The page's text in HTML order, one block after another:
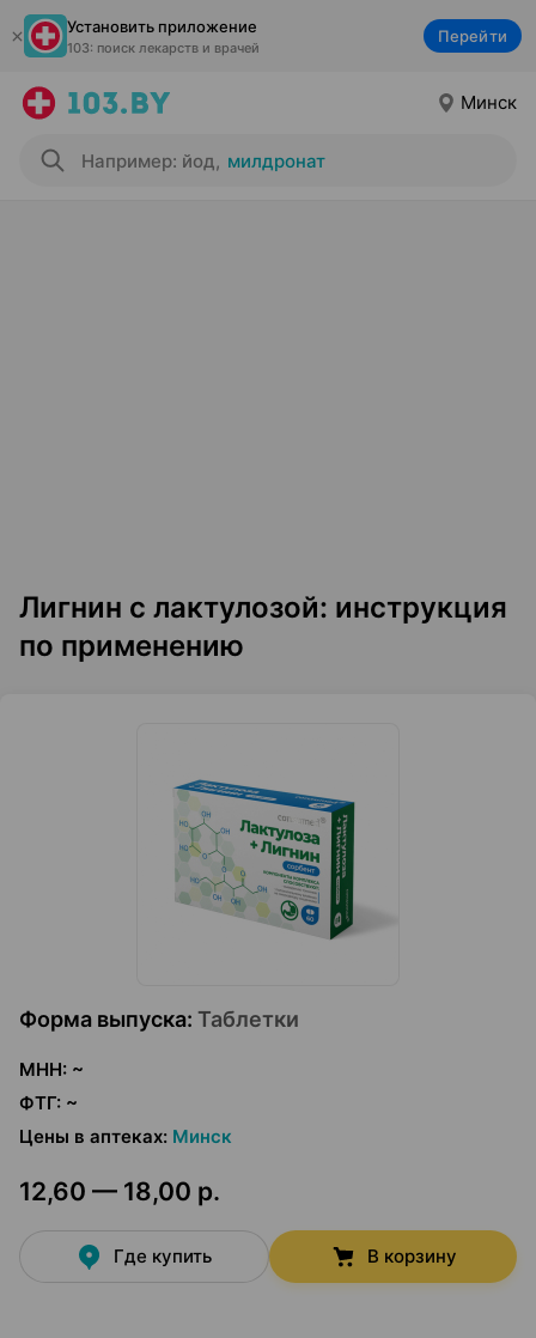
Установить приложение
103: поиск лекарств и врачей
Перейти
Минск
Например: йод, милдронат
Лигнин с лактулозой: инструкция
по применению
Форма выпуска: Таблетки
МНН: ~
ФТГ: ~
Цены в аптеках: Минск
12,60 — 18,00 р.
Где купить В корзину